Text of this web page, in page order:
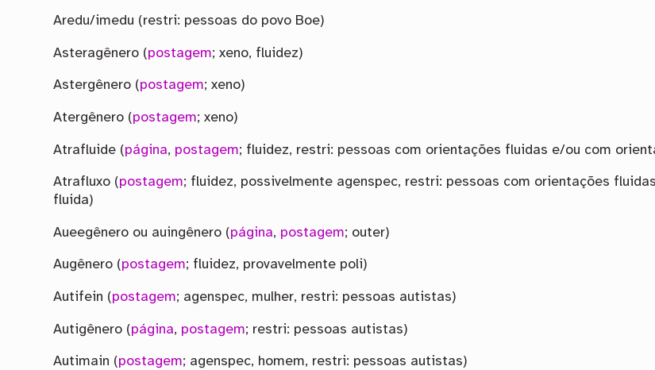
Aredu/imedu (restri: pessoas do povo Boe)
Asteragênero (postagem; xeno, fluidez)
Astergênero (postagem; xeno)
Atergênero (postagem; xeno)
Atrafluide (página, postagem; fluidez, restri: pessoas com orientações fluidas e/ou com
Atrafluxo (postagem; fluidez, possivelmente agenspec, restri: pessoas com orientações
fluida)
Aueegênero ou auingênero (página, postagem; outer)
Augênero (postagem; fluidez, provavelmente poli)
Autifein (postagem; agenspec, mulher, restri: pessoas autistas)
Autigênero (página, postagem; restri: pessoas autistas)
Autimain (postagem; agenspec, homem, restri: pessoas autistas)